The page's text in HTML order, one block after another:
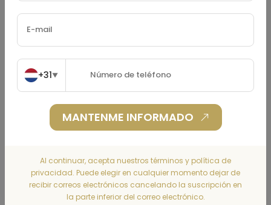
+31▼
MANTENME INFORMADO
Al continuar, acepta nuestros términos y política de
privacidad. Puede elegir en cualquier momento dejar de
recibir correos electrónicos cancelando la suscripción en
la parte inferior del correo electrónico.
CALCULAR